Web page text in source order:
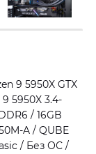
+ HDD
9 5950X GTX
9 5950X 3.4-
/ 16GB
A / QUBE
/ Без ОС /